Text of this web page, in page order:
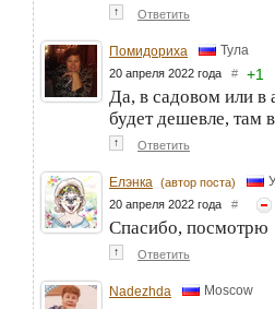
↑ Ответить
Помидориха Тула
20 апреля 2022 года # +1
Да, в садовом или в
будет дешевле, там
↑ Ответить
Елэнка (автор поста)
20 апреля 2022 года #
Спасибо, посмотрю
↑ Ответить
Nadezhda Moscow